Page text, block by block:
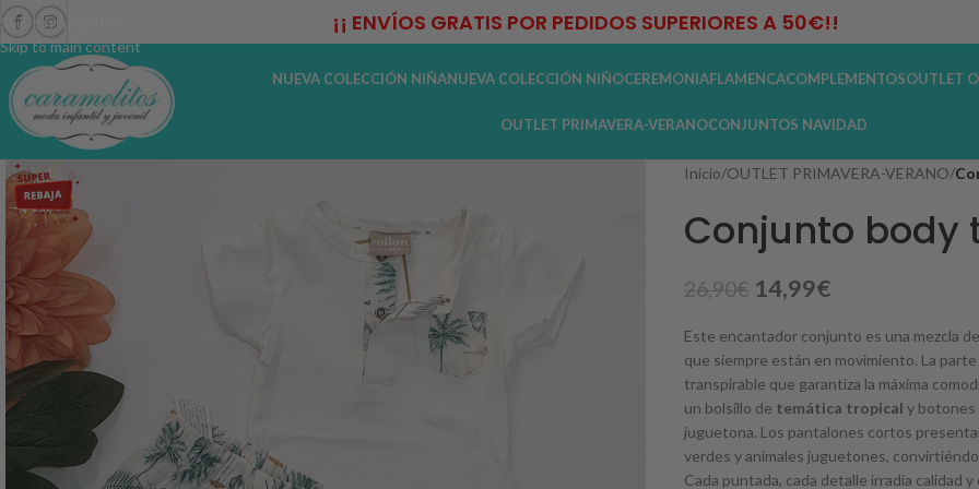
Skip to navigation
Skip to main content
¡¡ ENVÍOS GRATIS POR PEDIDOS SUPERIORES A 50€!!
NUEVA COLECCIÓN NIÑANUEVA COLECCIÓN NIÑOCEREMONIAFLAMENCACOMPLEMENTOSOUTLET
OUTLET PRIMAVERA-VERANOCONJUNTOS NAVIDAD
-44%
Inicio/OUTLET PRIMAVERA-VERANO/
Conjunto body
26,90€ 14,99€
Este encantador conjunto es una mezcla
que siempre están en movimiento. La
transpirable que garantiza la máxima
un bolsillo de temática tropical y botones
juguetona. Los pantalones cortos
verdes y animales juguetones,
Cada puntada, cada detalle irradia calidad